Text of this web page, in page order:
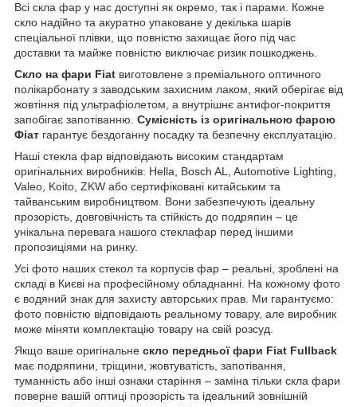
Всі скла фар у нас доступні як окремо, так і парами. Кожне
скло надійно та акуратно упаковане у декілька шарів
спеціальної плівки, що повністю захищає його під час
доставки та майже повністю виключає ризик пошкоджень.
Скло на фари Fiat виготовлене з преміального оптичного
полікарбонату з заводським захисним лаком, який оберігає від
жовтіння під ультрафіолетом, а внутрішнє антифог-покриття
запобігає запотіванню. Сумісність із оригінальною фарою
Фіат гарантує бездоганну посадку та безпечну експлуатацію.
Наші стекла фар відповідають високим стандартам
оригінальних виробників: Hella, Bosch AL, Automotive Lighting,
Valeo, Koito, ZKW або сертифіковані китайським та
тайванським виробництвом. Вони забезпечують ідеальну
прозорість, довговічність та стійкість до подряпин – це
унікальна перевага нашого стеклафар перед іншими
пропозиціями на ринку.
Усі фото наших стекол та корпусів фар – реальні, зроблені на
складі в Києві на професійному обладнанні. На кожному фото
є водяний знак для захисту авторських прав. Ми гарантуємо:
фото повністю відповідають реальному товару, але виробник
може міняти комплектацію товару на свій розсуд.
Якщо ваше оригінальне скло передньої фари Fiat Fullback
має подряпини, тріщини, жовтуватість, запотівання,
туманність або інші ознаки старіння – заміна тільки скла фари
поверне вашій оптиці прозорість та ідеальний зовнішній